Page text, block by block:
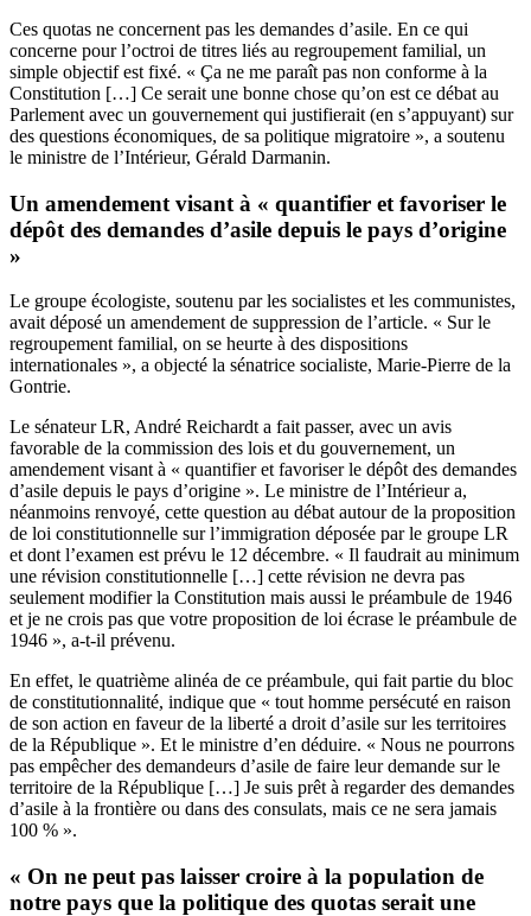
Ces quotas ne concernent pas les demandes d’asile. En ce qui
concerne pour l’octroi de titres liés au regroupement familial, un
simple objectif est fixé. « Ça ne me paraît pas non conforme à la
Constitution […] Ce serait une bonne chose qu’on est ce débat au
Parlement avec un gouvernement qui justifierait (en s’appuyant) sur
des questions économiques, de sa politique migratoire », a soutenu
le ministre de l’Intérieur, Gérald Darmanin.
Un amendement visant à « quantifier et favoriser le
dépôt des demandes d’asile depuis le pays d’origine
»
Le groupe écologiste, soutenu par les socialistes et les communistes,
avait déposé un amendement de suppression de l’article. « Sur le
regroupement familial, on se heurte à des dispositions
internationales », a objecté la sénatrice socialiste, Marie-Pierre de la
Gontrie.
Le sénateur LR, André Reichardt a fait passer, avec un avis
favorable de la commission des lois et du gouvernement, un
amendement visant à « quantifier et favoriser le dépôt des demandes
d’asile depuis le pays d’origine ». Le ministre de l’Intérieur a,
néanmoins renvoyé, cette question au débat autour de la proposition
de loi constitutionnelle sur l’immigration déposée par le groupe LR
et dont l’examen est prévu le 12 décembre. « Il faudrait au minimum
une révision constitutionnelle […] cette révision ne devra pas
seulement modifier la Constitution mais aussi le préambule de 1946
et je ne crois pas que votre proposition de loi écrase le préambule de
1946 », a-t-il prévenu.
En effet, le quatrième alinéa de ce préambule, qui fait partie du bloc
de constitutionnalité, indique que « tout homme persécuté en raison
de son action en faveur de la liberté a droit d’asile sur les territoires
de la République ». Et le ministre d’en déduire. « Nous ne pourrons
pas empêcher des demandeurs d’asile de faire leur demande sur le
territoire de la République […] Je suis prêt à regarder des demandes
d’asile à la frontière ou dans des consulats, mais ce ne sera jamais
100 % ».
« On ne peut pas laisser croire à la population de
notre pays que la politique des quotas serait une